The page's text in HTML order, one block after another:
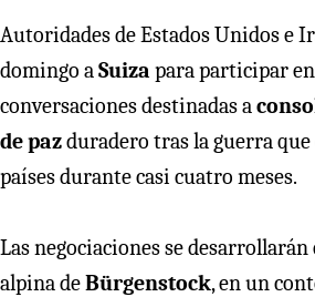
Autoridades de Estados Unidos e
domingo aSuiza para participar
conversaciones destinadas a
de pazduradero tras la guerra
países durante casi cuatro meses.
Las negociaciones se
alpina deBürgenstock, en un